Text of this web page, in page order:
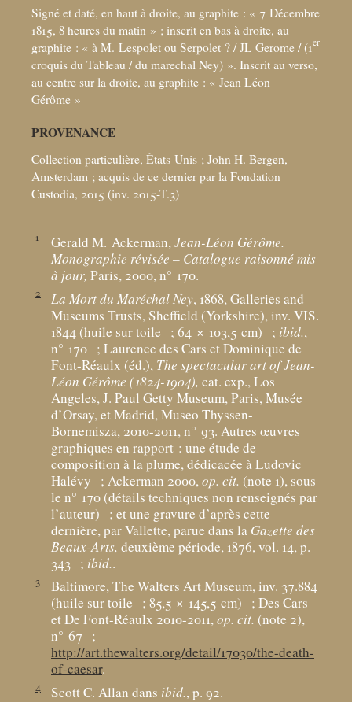
Signé et daté, en haut à droite, au graphite : « 7 Décembre
1815, 8 heures du matin » ; inscrit en bas à droite, au
graphite : « à M. Lespolet ou Serpolet ? / JL Gerome / (1er
croquis du Tableau / du marechal Ney) ». Inscrit au verso,
au centre sur la droite, au graphite : « Jean Léon
Gérôme »
PROVENANCE
Collection particulière, États-Unis ; John H. Bergen,
Amsterdam ; acquis de ce dernier par la Fondation
Custodia, 2015 (inv. 2015-T.3)
1 Gerald M. Ackerman,Jean-Léon Gérôme.
Monographie révisée – Catalogue raisonné mis
à jour, Paris, 2000, n° 170.
2 La Mort du Maréchal Ney, 1868, Galleries and
Museums Trusts, Sheffield (Yorkshire), inv. VIS.
1844 (huile sur toile
; 64 × 103,5 cm) ; ibid.,
n° 170 ; Laurence des Cars et Dominique de
Font-Réaulx (éd.), The spectacular art of Jean-
Léon Gérôme (1824-1904), cat. exp., Los
Angeles, J. Paul Getty Museum, Paris, Musée
d’Orsay, et Madrid, Museo Thyssen-
Bornemisza, 2010-2011, n° 93. Autres œuvres
graphiques en rapport : une étude de
composition à la plume, dédicacée à Ludovic
Halévy
; Ackerman 2000,op. cit. (note 1), sous
le n° 170 (détails techniques non renseignés par
l’auteur)
; et une gravure d’après cette
dernière, par Vallette, parue dans la Gazette des
Beaux-Arts, deuxième période, 1876, vol. 14, p.
343 ; ibid..
3
Baltimore, The Walters Art Museum, inv. 37.884
(huile sur toile
; 85,5 × 145,5 cm)
; Des Cars
et De Font-Réaulx 2010-2011,op. cit. (note 2),
n° 67
;
http://art.thewalters.org/detail/17030/the-death-
of-caesar.
4 Scott C. Allan dans ibid., p. 92.